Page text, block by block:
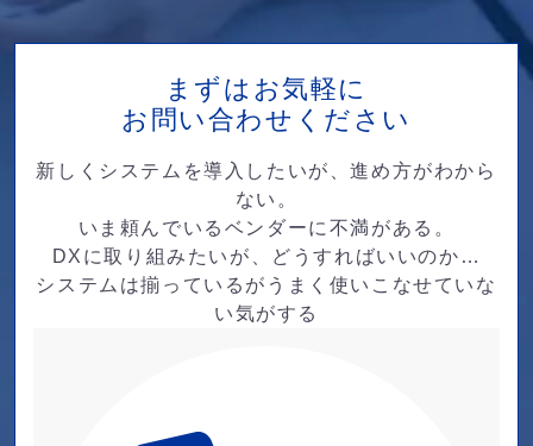
まずはお気軽に
お問い合わせください
新しくシステムを導入したいが、進め方がわから
ない。
いま頼んでいるベンダーに不満がある。
DXに取り組みたいが、どうすればいいのか…
システムは揃っているがうまく使いこなせていな
い気がする